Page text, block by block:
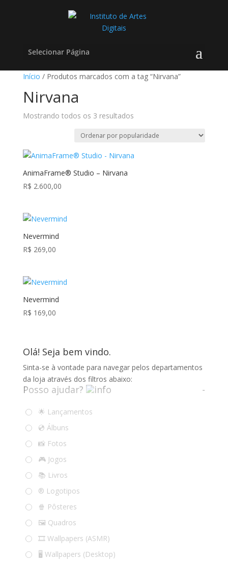
Selecionar Página
Início / Produtos marcados com a tag “Nirvana”
Nirvana
Mostrando todos os 3 resultadosClassificado
popularidade
AnimaFrame® Studio – Nirvana
R$ 2.600,00
Nevermind
R$ 269,00
Nevermind
R$ 169,00
Olá! Seja bem vindo.
Sinta-se à vontade para navegar pelos departamentos
da loja através dos filtros abaixo:
Posso ajudar? -
🌟 Lançamentos
💿 Álbuns
📸 Fotos
🎮 Jogos
📚 Livros
®️ Logotipos
🍿 Pôsteres
🖼️ Quadros
🎞️ Wallpapers (ASMR)
🖥️ Wallpapers (Desktop)